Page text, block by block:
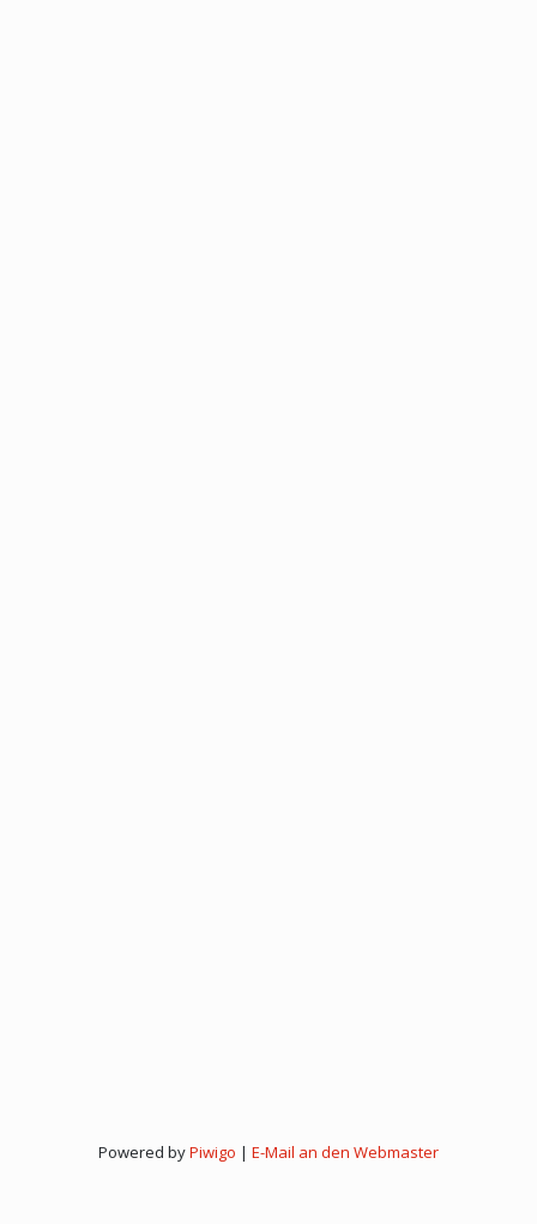
Powered byPiwigo | E-Mail an den Webmaster